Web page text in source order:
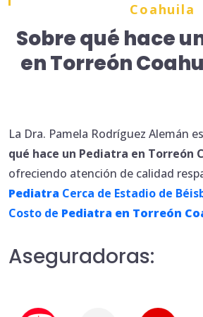
Coahuila
Sobre qué hace
en Torreón
La Dra. Pamela Rodríguez Alemán
qué hace un Pediatra en Torreón
ofreciendo atención de calidad
Pediatra Cerca de Estadio de
Costo de Pediatra en Torreón
Aseguradoras: